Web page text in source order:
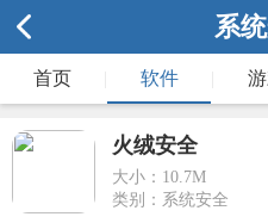
系
首页 软件
火绒安全
大小： 10.7M
类别：系统安全